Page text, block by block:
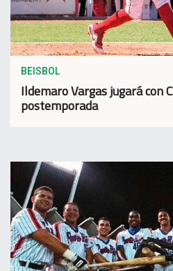
BEISBOL
Ildemaro Vargas jugará con
postemporada